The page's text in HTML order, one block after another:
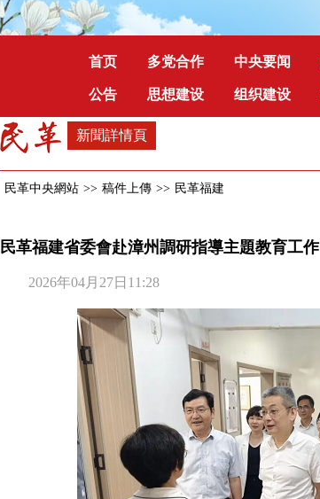
首页 多党合作 中央要闻
公告 思想建设 组织建设
新聞詳情頁
民革中央網站 >> 稿件上傳 >> 民革福建
民革福建省委會赴漳州調研指導主題教育工作
2026年04月27日11:28